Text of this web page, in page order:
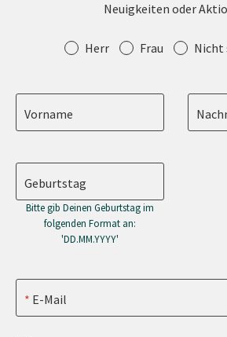
Neuigkeiten oder
Anrede Herr Frau Nicht
Vorname
Geburtstag
Bitte gib Deinen Geburtstag im
folgenden Format an:
'DD.MM.YYYY'
E-Mail